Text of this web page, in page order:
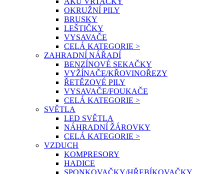
OKRUŽNÍ PILY
BRUSKY
LEŠTIČKY
VYSAVAČE
CELÁ KATEGORIE >
ZAHRADNÍ NÁŘADÍ
BENZÍNOVÉ SEKAČKY
VYŽÍNAČE/KŘOVINOŘEZY
ŘETĚZOVÉ PILY
VYSAVAČE/FOUKAČE
CELÁ KATEGORIE >
SVĚTLA
LED SVĚTLA
NÁHRADNÍ ŽÁROVKY
CELÁ KATEGORIE >
VZDUCH
KOMPRESORY
HADICE
SPONKOVAČKY/HŘEBÍKOVAČKY